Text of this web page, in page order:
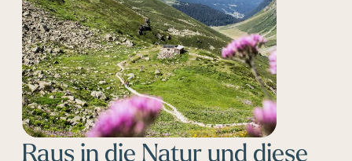
Raus in die Natur und diese